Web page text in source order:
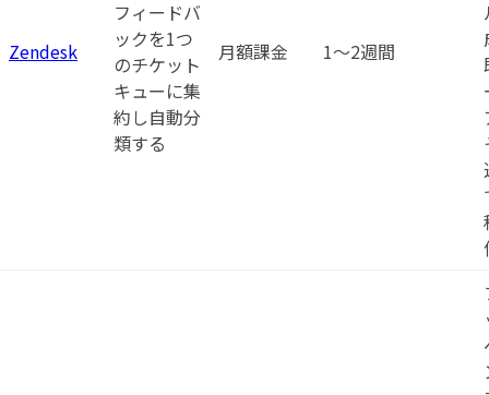
Zendesk
フィードバ
ックを1つ
のチケット
キューに集
約し自動分
類する
月額課金 1〜2週間